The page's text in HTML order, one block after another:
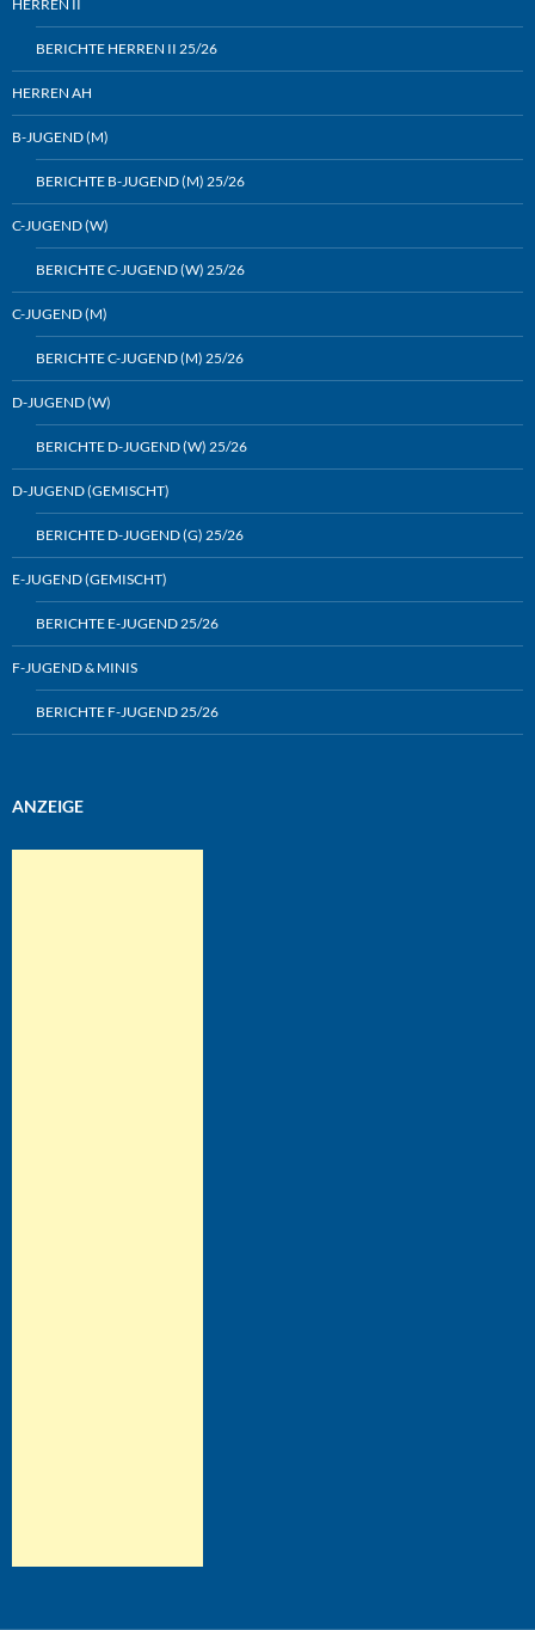
HERREN II
BERICHTE HERREN II 25/26
HERREN AH
B-JUGEND (M)
BERICHTE B-JUGEND (M) 25/26
C-JUGEND (W)
BERICHTE C-JUGEND (W) 25/26
C-JUGEND (M)
BERICHTE C-JUGEND (M) 25/26
D-JUGEND (W)
BERICHTE D-JUGEND (W) 25/26
D-JUGEND (GEMISCHT)
BERICHTE D-JUGEND (G) 25/26
E-JUGEND (GEMISCHT)
BERICHTE E-JUGEND 25/26
F-JUGEND & MINIS
BERICHTE F-JUGEND 25/26
ANZEIGE